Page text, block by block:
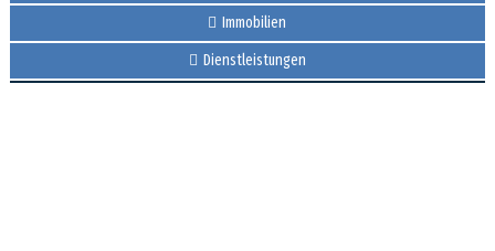
Immobilien
Dienstleistungen